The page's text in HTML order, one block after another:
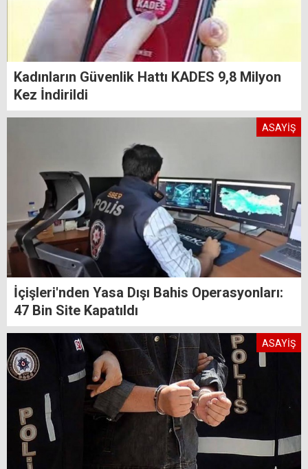
Kadınların Güvenlik Hattı KADES 9,8 Milyon
Kez İndirildi
ASAYİŞ
İçişleri'nden Yasa Dışı Bahis Operasyonları:
47 Bin Site Kapatıldı
ASAYİŞ